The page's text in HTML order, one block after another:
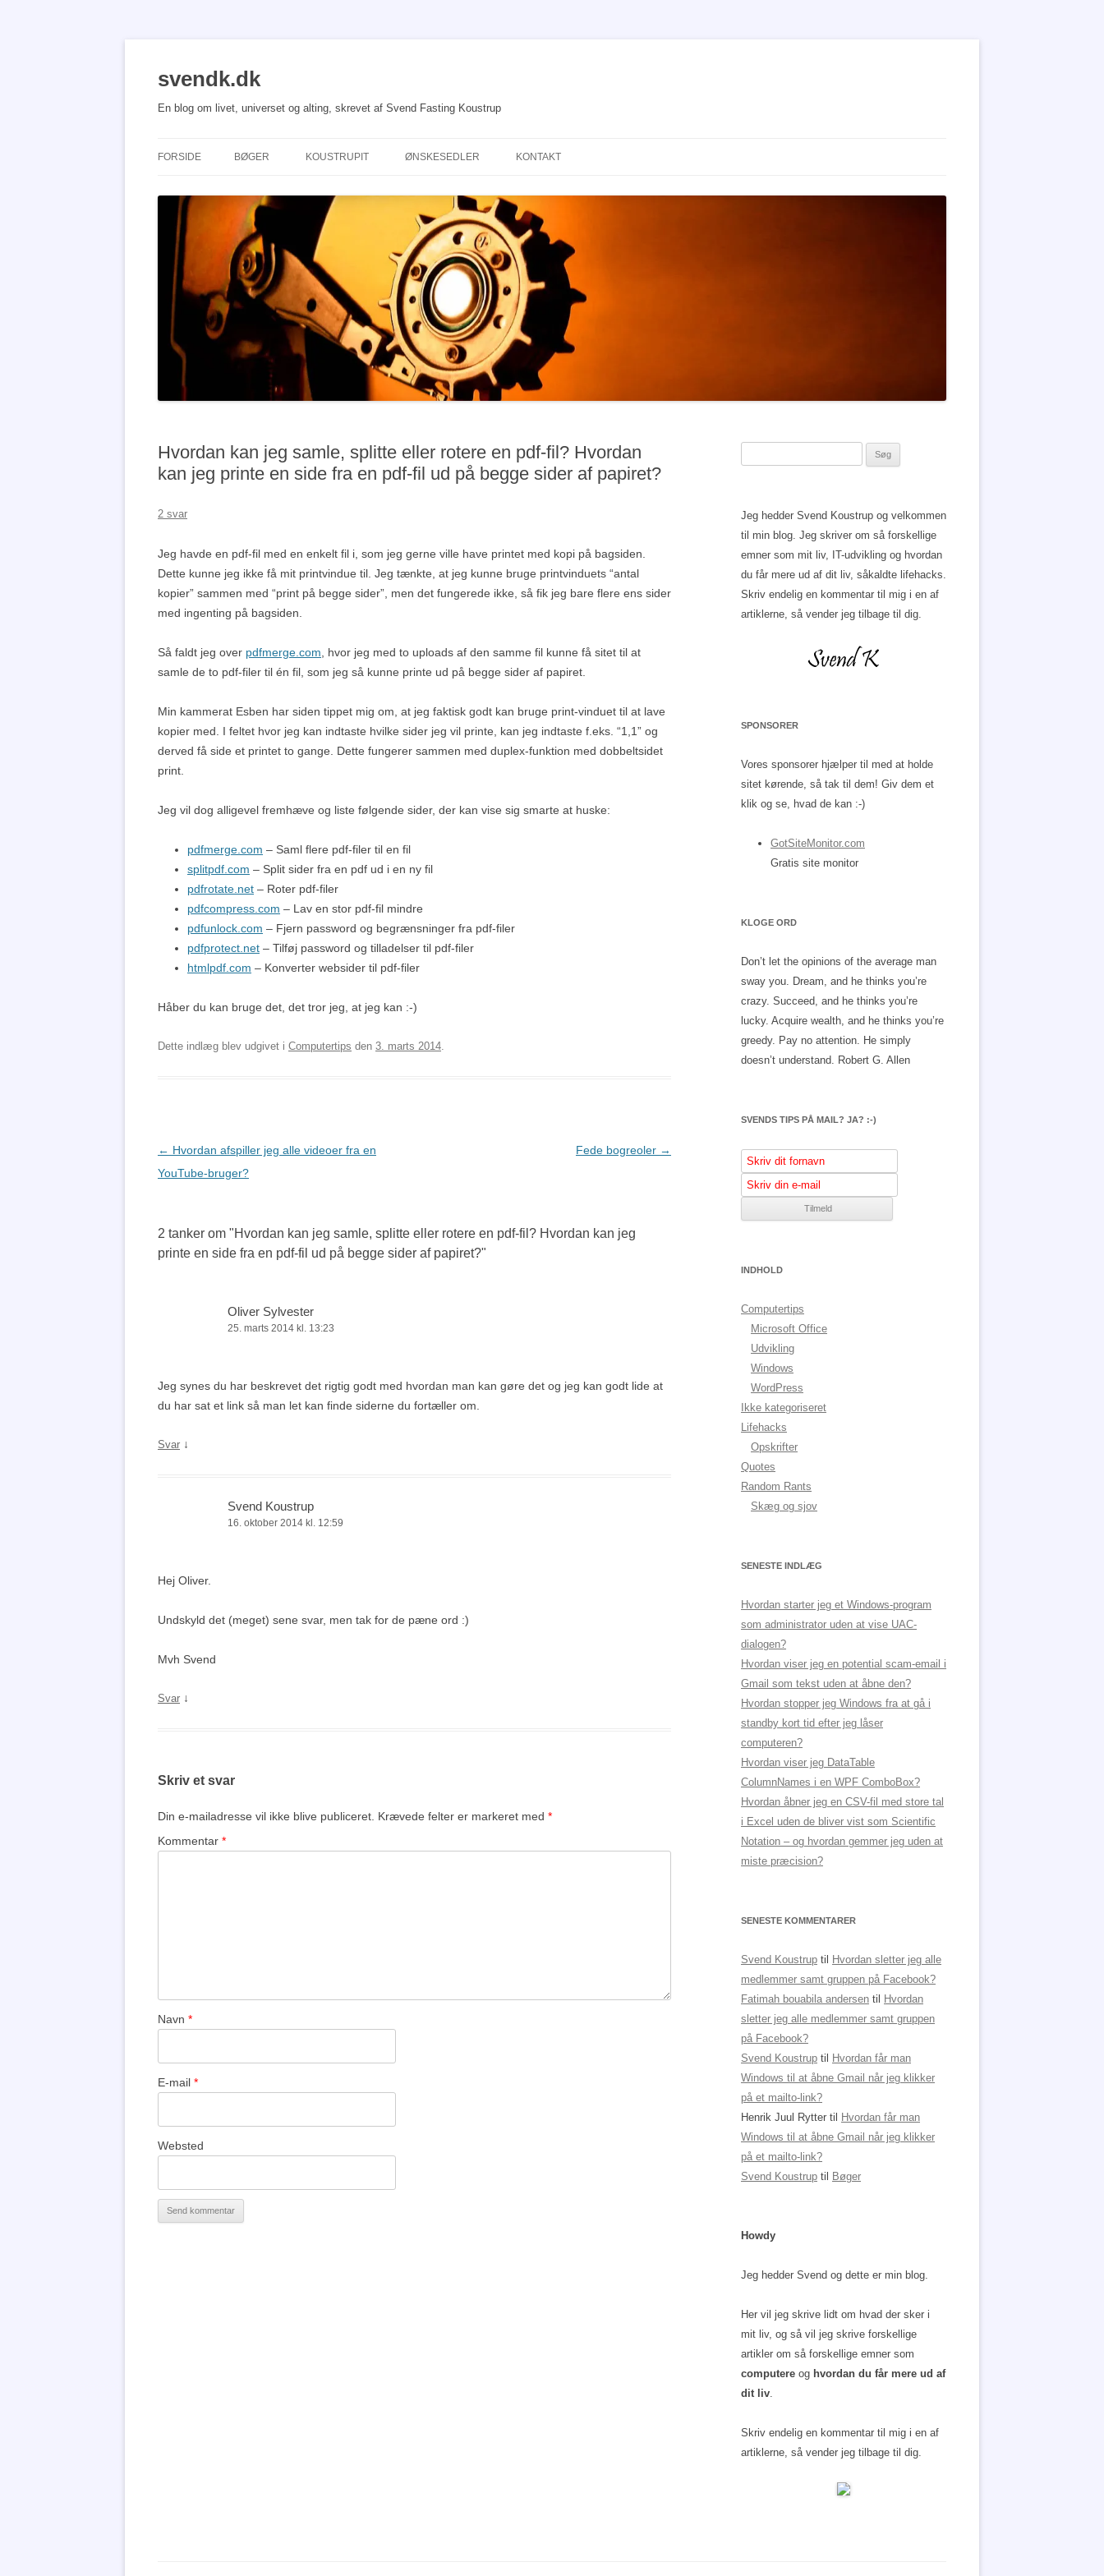
svendk.dk
En blog om livet, universet og alting, skrevet af Svend Fasting Koustrup
FORSIDE BØGER KOUSTRUPIT ØNSKESEDLER KONTAKT
Hvordan kan jeg samle, splitte eller rotere en pdf-fil? Hvordan
kan jeg printe en side fra en pdf-fil ud på begge sider af papiret?
2 svar
Jeg havde en pdf-fil med en enkelt fil i, som jeg gerne ville have printet med kopi på bagsiden.
Dette kunne jeg ikke få mit printvindue til. Jeg tænkte, at jeg kunne bruge printvinduets “antal
kopier” sammen med “print på begge sider”, men det fungerede ikke, så fik jeg bare flere ens sider
med ingenting på bagsiden.
Så faldt jeg over pdfmerge.com , hvor jeg med to uploads af den samme fil kunne få sitet til at
samle de to pdf-filer til én fil, som jeg så kunne printe ud på begge sider af papiret.
Min kammerat Esben har siden tippet mig om, at jeg faktisk godt kan bruge print-vinduet til at lave
kopier med. I feltet hvor jeg kan indtaste hvilke sider jeg vil printe, kan jeg indtaste f.eks. “1,1” og
derved få side et printet to gange. Dette fungerer sammen med duplex-funktion med dobbeltsidet
print.
Jeg vil dog alligevel fremhæve og liste følgende sider, der kan vise sig smarte at huske:
pdfmerge.com – Saml flere pdf-filer til en fil
splitpdf.com – Split sider fra en pdf ud i en ny fil
pdfrotate.net – Roter pdf-filer
pdfcompress.com – Lav en stor pdf-fil mindre
pdfunlock.com – Fjern password og begrænsninger fra pdf-filer
pdfprotect.net – Tilføj password og tilladelser til pdf-filer
htmlpdf.com – Konverter websider til pdf-filer
Håber du kan bruge det, det tror jeg, at jeg kan :-)
Dette indlæg blev udgivet i Computertips den 3. marts 2014
Indlægsnavigation
← Hvordan afspiller jeg alle videoer fra en
YouTube-bruger?
Fede bogreoler →
2 tanker om "Hvordan kan jeg samle, splitte eller rotere en pdf-fil? Hvordan kan jeg
printe en side fra en pdf-fil ud på begge sider af papiret?"
Oliver Sylvester
25. marts 2014 kl. 13:23
Jeg synes du har beskrevet det rigtig godt med hvordan man kan gøre det og jeg kan godt lide at
du har sat et link så man let kan finde siderne du fortæller om.
Svar ↓
Svend Koustrup
16. oktober 2014 kl. 12:59
Hej Oliver.
Undskyld det (meget) sene svar, men tak for de pæne ord :)
Mvh Svend
Svar ↓
Skriv et svar
Din e-mailadresse vil ikke blive publiceret. Krævede felter er markeret med *
Kommentar *
Navn *
E-mail *
Websted
Jeg hedder Svend Koustrup og velkommen
til min blog. Jeg skriver om så forskellige
emner som mit liv, IT-udvikling og hvordan
du får mere ud af dit liv, såkaldte lifehacks.
Skriv endelig en kommentar til mig i en af
artiklerne, så vender jeg tilbage til dig.
SPONSORER
Vores sponsorer hjælper til med at holde
sitet kørende, så tak til dem! Giv dem et
klik og se, hvad de kan :-)
GotSiteMonitor.com
Gratis site monitor
KLOGE ORD
Don’t let the opinions of the average man
sway you. Dream, and he thinks you’re
crazy. Succeed, and he thinks you’re
lucky. Acquire wealth, and he thinks you’re
greedy. Pay no attention. He simply
doesn’t understand.
Robert G. Allen
SVENDS TIPS PÅ MAIL? JA? :-)
INDHOLD
Computertips
Microsoft Office
Udvikling
Windows
WordPress
Ikke kategoriseret
Lifehacks
Opskrifter
Quotes
Random Rants
Skæg og sjov
SENESTE INDLÆG
Hvordan starter jeg et Windows-program
som administrator uden at vise UAC-
dialogen?
Hvordan viser jeg en potential scam-email i
Gmail som tekst uden at åbne den?
Hvordan stopper jeg Windows fra at gå i
standby kort tid efter jeg låser
computeren?
Hvordan viser jeg DataTable
ColumnNames i en WPF ComboBox?
Hvordan åbner jeg en CSV-fil med store tal
i Excel uden de bliver vist som Scientific
Notation – og hvordan gemmer jeg uden at
miste præcision?
SENESTE KOMMENTARER
Svend Koustrup til
Hvordan sletter jeg alle
medlemmer samt gruppen på Facebook?
Fatimah bouabila andersen til
Hvordan
sletter jeg alle medlemmer samt gruppen
på Facebook?
Svend Koustrup til
Hvordan får man
Windows til at åbne Gmail når jeg klikker
på et mailto-link?
Henrik Juul Rytter til
Hvordan får man
Windows til at åbne Gmail når jeg klikker
på et mailto-link?
Svend Koustrup til Bøger
Howdy
Jeg hedder Svend og dette er min blog.
Her vil jeg skrive lidt om hvad der sker i
mit liv, og så vil jeg skrive forskellige
artikler om så forskellige emner som
computere og hvordan du får mere ud af
dit liv
Skriv endelig en kommentar til mig i en af
artiklerne, så vender jeg tilbage til dig.